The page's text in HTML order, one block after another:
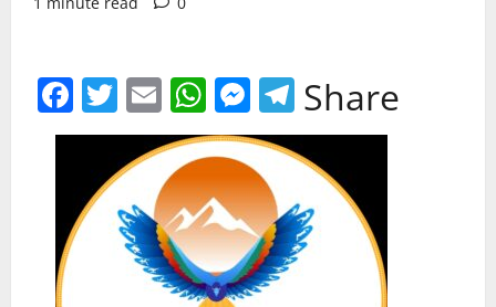
Facebook
Twitter
EmailWhatsApp
Messenger
Telegram
Share